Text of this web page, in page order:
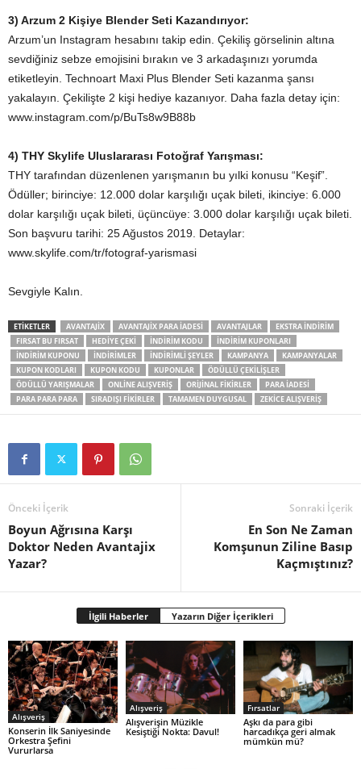
3) Arzum 2 Kişiye Blender Seti Kazandırıyor:
Arzum’un Instagram hesabını takip edin. Çekiliş görselinin altına
sevdiğiniz sebze emojisini bırakın ve 3 arkadaşınızı yorumda
etiketleyin. Technoart Maxi Plus Blender Seti kazanma şansı
yakalayın. Çekilişte 2 kişi hediye kazanıyor. Daha fazla detay için:
www.instagram.com/p/BuTs8w9B88b
4) THY Skylife Uluslararası Fotoğraf Yarışması:
THY tarafından düzenlenen yarışmanın bu yılki konusu “Keşif”.
Ödüller; birinciye: 12.000 dolar karşılığı uçak bileti, ikinciye: 6.000
dolar karşılığı uçak bileti, üçüncüye: 3.000 dolar karşılığı uçak bileti.
Son başvuru tarihi: 25 Ağustos 2019. Detaylar:
www.skylife.com/tr/fotograf-yarismasi
Sevgiyle Kalın.
ETIKETLER AVANTAJIX AVANTAJIX PARA IADESI AVANTAJLAR
EKSTRA INDIRIM
FIRSAT BU FIRSAT
HEDIYE ÇEKI INDIRIM KODU
INDIRIM KUPONLARI
INDIRIM KUPONU
INDIRIMLER INDIRIMLI ŞEYLER KAMPANYA
KAMPANYALAR
KUPON KODLARI
KUPON KODU KUPONLAR
ÖDÜLLÜ ÇEKILIŞLER
ÖDÜLLÜ YARIŞMALAR
ONLINE ALIŞVERIŞ ORIJINAL FIKIRLER
PARA IADESI
PARA PARA PARA
SIRADIŞI FIKIRLER TAMAMEN DUYGUSAL ZEKICE ALIŞVERIŞ
Önceki İçerik
Boyun Ağrısına Karşı
Doktor Neden Avantajix
Yazar?
Sonraki İçerik
En Son Ne Zaman
Komşunun Ziline Basıp
Kaçmıştınız?
İlgili Haberler Yazarın Diğer İçerikleri
Alışveriş
Konserin İlk Saniyesinde
Orkestra Şefini
Vururlarsa
Alışveriş
Alışverişin Müzikle
Kesiştiği Nokta: Davul!
Fırsatlar
Aşkı da para gibi
harcadıkça geri almak
mümkün mü?